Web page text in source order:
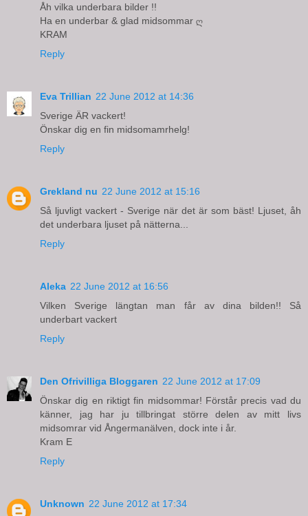
Åh vilka underbara bilder !!
Ha en underbar & glad midsommar ღ
KRAM
Reply
Eva Trillian 22 June 2012 at 14:36
Sverige ÄR vackert!
Önskar dig en fin midsomamrhelg!
Reply
Grekland nu 22 June 2012 at 15:16
Så ljuvligt vackert - Sverige när det är som bäst! Ljuset, åh
det underbara ljuset på nätterna...
Reply
Aleka 22 June 2012 at 16:56
Vilken Sverige längtan man får av dina bilden!! Så
underbart vackert
Reply
Den Ofrivilliga Bloggaren 22 June 2012 at 17:09
Önskar dig en riktigt fin midsommar! Förstår precis vad du
känner, jag har ju tillbringat större delen av mitt livs
midsomrar vid Ångermanälven, dock inte i år.
Kram E
Reply
Unknown 22 June 2012 at 17:34